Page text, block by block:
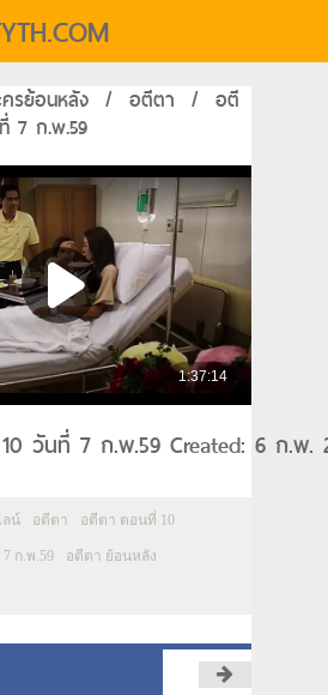
รย้อนหลัง / อตีตา / อตี
7 ก.พ.59
วันที่ 7 ก.พ.59 Created: 6 ก.พ.
ลน์ อตีตา อตีตา ตอนที่ 10
ก.พ.59 อตีตา ย้อนหลัง